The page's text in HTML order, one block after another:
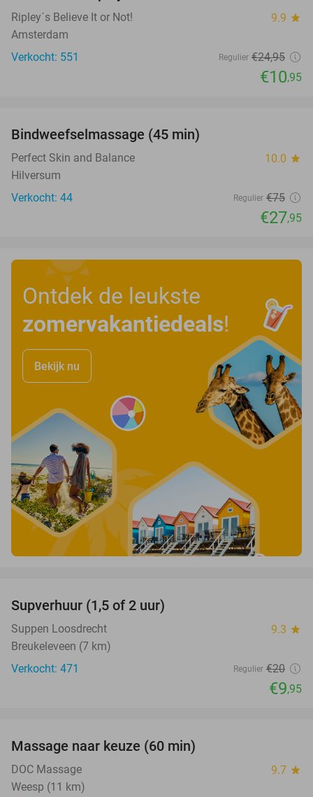
Ripley´s Believe It or Not! 9.9 star
Amsterdam
Verkocht: 551
Regulier €24,95
€10,95
Bindweefselmassage (45 min)
Perfect Skin and Balance 10.0 star
Hilversum
Verkocht: 44
Regulier €75
€27,95
Ontdek de leukste
zomervakantiedeals!
Bekijk nu
Supverhuur (1,5 of 2 uur)
Suppen Loosdrecht 9.3 star
Breukeleveen (7 km)
Verkocht: 471
Regulier €20
€9,95
Massage naar keuze (60 min)
DOC Massage 9.7 star
Weesp (11 km)